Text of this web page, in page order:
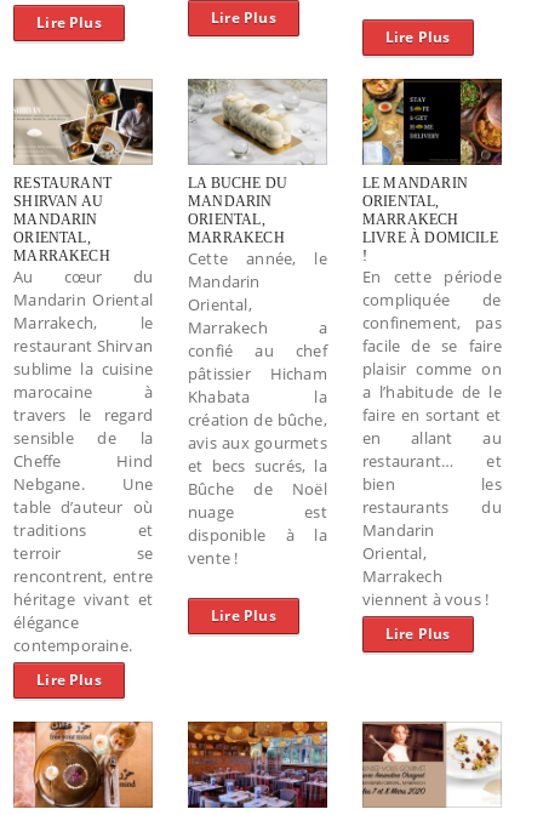
Lire Plus Lire Plus
Lire Plus
RESTAURANT
SHIRVAN AU
MANDARIN
ORIENTAL,
MARRAKECH
Au cœur du
Mandarin Oriental
Marrakech, le
restaurant Shirvan
sublime la cuisine
marocaine à
travers le regard
sensible de la
Cheffe Hind
Nebgane. Une
table d’auteur où
traditions et
terroir se
rencontrent, entre
héritage vivant et
élégance
contemporaine.
Lire Plus
LA BUCHE DU
MANDARIN
ORIENTAL,
MARRAKECH
Cette année, le
Mandarin
Oriental,
Marrakech a
confié au chef
pâtissier Hicham
Khabata la
création de bûche,
avis aux gourmets
et becs sucrés, la
Bûche de Noël
nuage est
disponible à la
vente !
Lire Plus
LE MANDARIN
ORIENTAL,
MARRAKECH
LIVRE À DOMICILE
!
En cette période
compliquée de
confinement, pas
facile de se faire
plaisir comme on
a l’habitude de le
faire en sortant et
en allant au
restaurant… et
bien les
restaurants du
Mandarin
Oriental,
Marrakech
viennent à vous !
Lire Plus